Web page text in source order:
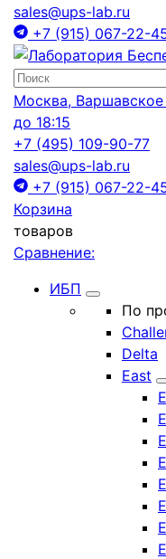
sales@ups-lab.ru
+7 (915) 067-22-
Москва, Варшавское
до 18:15
+7 (495) 109-90-77
sales@ups-lab.ru
+7 (915) 067-22-
Корзина
товаров
Сравнение:
ИБП
По
Delta
East